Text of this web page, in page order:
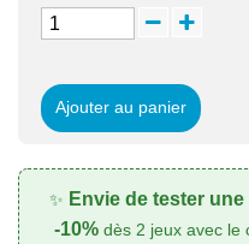
Ajouter au panier
✨ Envie de tester
-10%dès 2 jeux avec le